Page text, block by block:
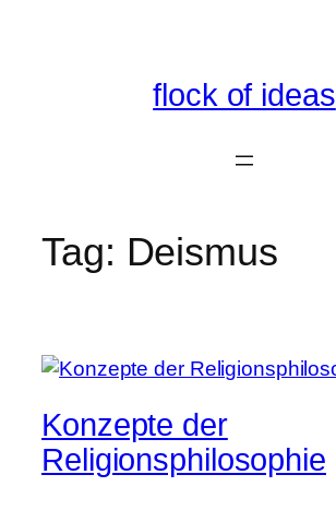
flock of ideas
Tag: Deismus
Konzepte der
Religionsphilosophie